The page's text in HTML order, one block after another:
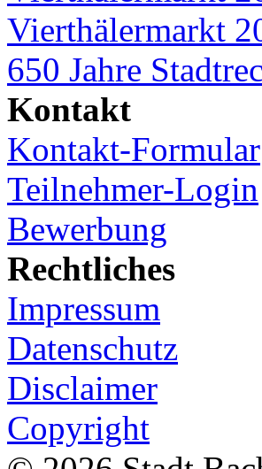
Vierthälermarkt
650 Jahre
Kontakt
Kontakt-Formular
Teilnehmer-Login
Bewerbung
Rechtliches
Impressum
Datenschutz
Disclaimer
Copyright